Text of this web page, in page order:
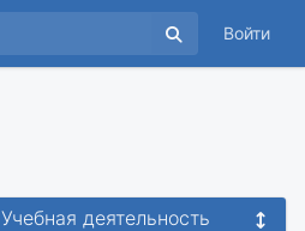
Войти
Учебная деятельность